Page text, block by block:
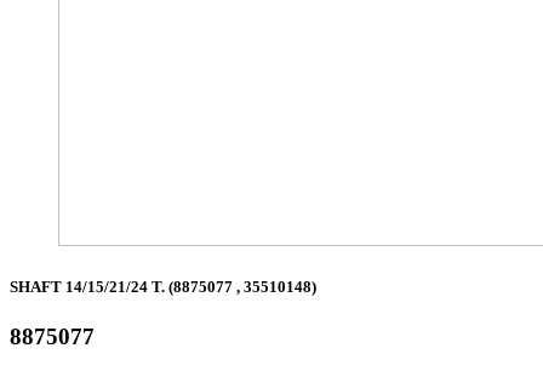
SHAFT 14/15/21/24 T. (8875077 , 35510148)
8875077